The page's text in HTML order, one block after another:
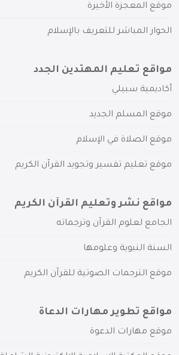
موقع المعجزة الأخيرة
الحوار المباشر للتعريف بالإسلام
مواقع تعليم المهتدين الجدد
أكاديمية سبيلي
موقع المسلم الجديد
موقع الصلاة في الإسلام
موقع تعليم تفسير وتجويد القرآن الكريم
مواقع نشر وتعليم القرآن الكريم
الجامع لعلوم القرآن وترجماته
السنة النبوية وعلومها
موقع الترجمات الصوتية للقرآن الكريم
مواقع تطوير مهارات الدعاة
موقع مهارات الدعوة